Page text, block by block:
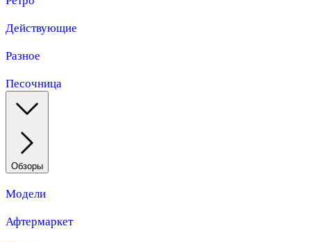
Действующие
Разное
Песочница
Обзоры
Модели
Афтермаркет